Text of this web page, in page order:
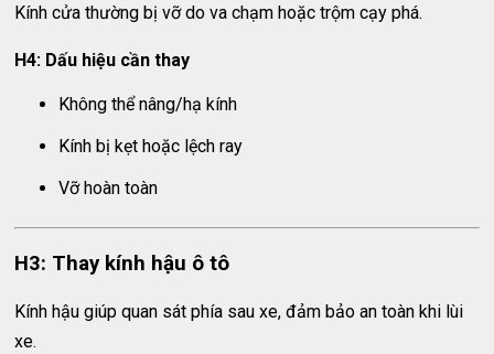
Kính cửa thường bị vỡ do va chạm hoặc trộm cạy phá.
H4: Dấu hiệu cần thay
Không thể nâng/hạ kính
Kính bị kẹt hoặc lệch ray
Vỡ hoàn toàn
H3: Thay kính hậu ô tô
Kính hậu giúp quan sát phía sau xe, đảm bảo an toàn khi lùi
xe.